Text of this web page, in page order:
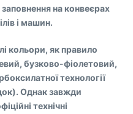
на конвеєрах
і машин.
кольори, як правило
бузково-фіолетовий,
технології
Однак завжди
технічні